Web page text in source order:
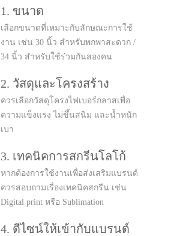
1. ขนาด
เลือกขนาดที่เหมาะกับลักษณะการใช้
งาน เช่น 30 นิ้ว สำหรับพกพาสะดวก /
34 นิ้ว สำหรับใช้ร่วมกันสองคน
2. วัสดุและโครงสร้าง
ควรเลือกวัสดุโครงไฟเบอร์กลาสเพื่อ
ความแข็งแรง ไม่ขึ้นสนิม และน้ำหนัก
เบา
3. เทคนิคการสกรีนโลโก้
หากต้องการใช้งานเพื่อส่งเสริมแบรนด์
ควรสอบถามเรื่องเทคนิคสกรีน เช่น
Digital print หรือ Sublimation
4. ดีไซน์ให้เข้ากับแบรนด์